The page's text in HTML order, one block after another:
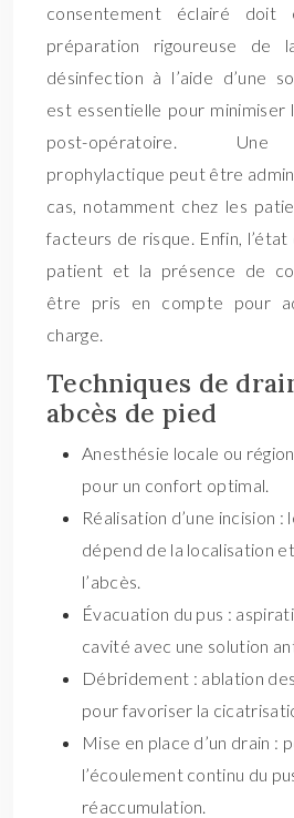
consentement éclairé doit
préparation rigoureuse de
désinfection à l’aide d’une
est essentielle pour minimiser
post-opératoire. Une
prophylactique peut être
cas, notamment chez les
facteurs de risque. Enfin,
patient et la présence de
être pris en compte pour
charge.
Techniques de
abcès de pied
Anesthésie locale ou
pour un confort optimal.
Réalisation d’une incision :
dépend de la localisation
l’abcès.
Évacuation du pus :
cavité avec une solution
Débridement : ablation
pour favoriser la
Mise en place d’un drain :
l’écoulement continu du
réaccumulation.